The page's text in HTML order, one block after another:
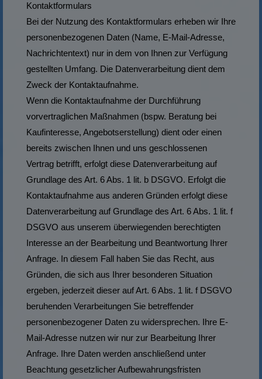
Kontaktformulars
Bei der Nutzung des Kontaktformulars erheben wir Ihre
personenbezogenen Daten (Name, E-Mail-Adresse,
Nachrichtentext) nur in dem von Ihnen zur Verfügung
gestellten Umfang. Die Datenverarbeitung dient dem
Zweck der Kontaktaufnahme.
Wenn die Kontaktaufnahme der Durchführung
vorvertraglichen Maßnahmen (bspw. Beratung bei
Kaufinteresse, Angebotserstellung) dient oder einen
bereits zwischen Ihnen und uns geschlossenen
Vertrag betrifft, erfolgt diese Datenverarbeitung auf
Grundlage des Art. 6 Abs. 1 lit. b DSGVO. Erfolgt die
Kontaktaufnahme aus anderen Gründen erfolgt diese
Datenverarbeitung auf Grundlage des Art. 6 Abs. 1 lit. f
DSGVO aus unserem überwiegenden berechtigten
Interesse an der Bearbeitung und Beantwortung Ihrer
Anfrage. In diesem Fall haben Sie das Recht, aus
Gründen, die sich aus Ihrer besonderen Situation
ergeben, jederzeit dieser auf Art. 6 Abs. 1 lit. f DSGVO
beruhenden Verarbeitungen Sie betreffender
personenbezogener Daten zu widersprechen. Ihre E-
Mail-Adresse nutzen wir nur zur Bearbeitung Ihrer
Anfrage. Ihre Daten werden anschließend unter
Beachtung gesetzlicher Aufbewahrungsfristen